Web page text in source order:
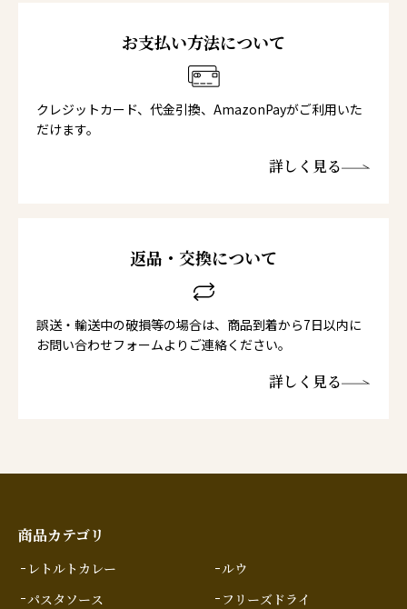
お支払い方法について
クレジットカード、代金引換、AmazonPayがご利用いた
だけます。
詳しく見る
返品・交換について
誤送・輸送中の破損等の場合は、商品到着から7日以内に
お問い合わせフォームよりご連絡ください。
詳しく見る
商品カテゴリ
レトルトカレー
パスタソース
ルウ
フリーズドライ